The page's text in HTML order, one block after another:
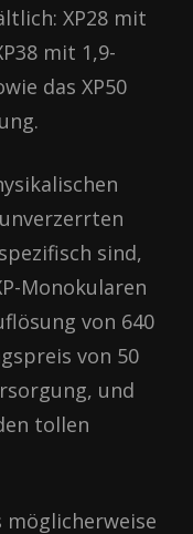
XP28 mit
mit 1,9-
das XP50
sind,
Monokularen
von 640
von 50
und
tollen
möglicherweise